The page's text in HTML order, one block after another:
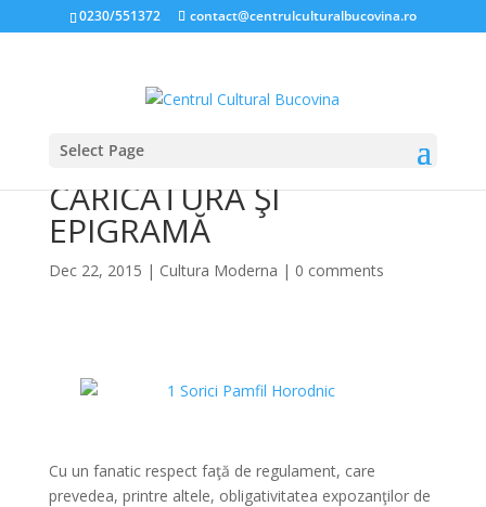
0230/551372 contact@centrulculturalbucovina.ro
Select Page
CAMPIONATUL DE
CARICATURĂ ŞI
EPIGRAMĂ
Dec 22, 2015 | Cultura Moderna | 0 comments
Cu un fanatic respect faţă de regulament, care
prevedea, printre altele, obligativitatea expozanţilor de